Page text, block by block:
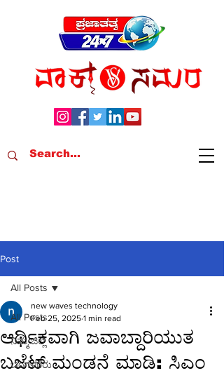
Post
All Posts
ನಿಮ್ಮ ಜಿಲ್ಲೆ
ಬೆಂಗಳೂರು
All Posts
ಆರ್ಥಿಕವಾಗಿ ಜವಾಬ್ದಾರಿಯುತ
ಬಜೆಟ್ ಮಂಡನೆ ಮಾಡಿ: ಸಿಎಂ
new waves technology
Feb 25, 2025 1 min read